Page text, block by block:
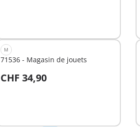
M
71536 - Magasin de jouets
CHF 34,90
Au panier